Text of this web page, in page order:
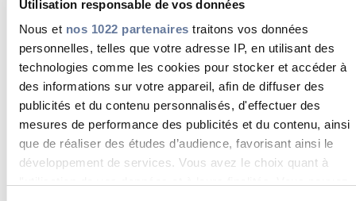
Utilisation responsable de vos données
Nous et nos 1022 partenaires traitons vos données
personnelles, telles que votre adresse IP, en utilisant des
technologies comme les cookies pour stocker et accéder à
des informations sur votre appareil, afin de diffuser des
publicités et du contenu personnalisés, d'effectuer des
mesures de performance des publicités et du contenu, ainsi
que de réaliser des études d’audience, favorisant ainsi le
développement de services. Vous avez le choix quant à
page.
Préférences (1)
Les cookies de préférences permettent à un site
web de retenir des informations qui modifient la
manière dont le site se comporte ou s’affiche,
comme votre langue préférée ou la région dans
laquelle vous vous situez.
Durée